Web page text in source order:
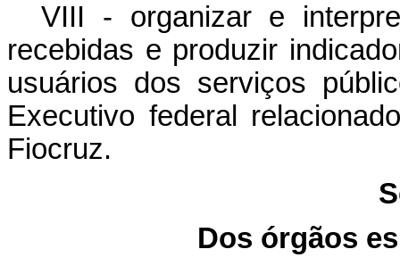
VIII - organizar e
recebidas e produzir
usuários dos serviços
Executivo federal
Fiocruz.
Dos órgãos